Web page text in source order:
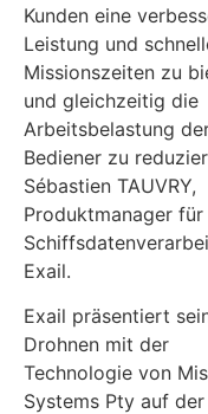
Kunden eine
Leistung und
Missionszeiten zu
und gleichzeitig die
Arbeitsbelastung
Bediener zu
Sébastien TAUVRY,
Produktmanager für
Exail.
Exail präsentiert
Drohnen mit der
Technologie von
Systems Pty auf der